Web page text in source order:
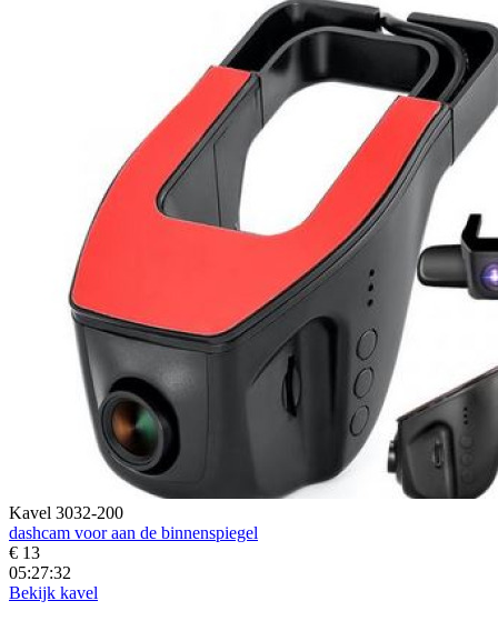
Kavel 3032-200
dashcam voor aan de binnenspiegel
€ 13
05:27:30
Bekijk kavel